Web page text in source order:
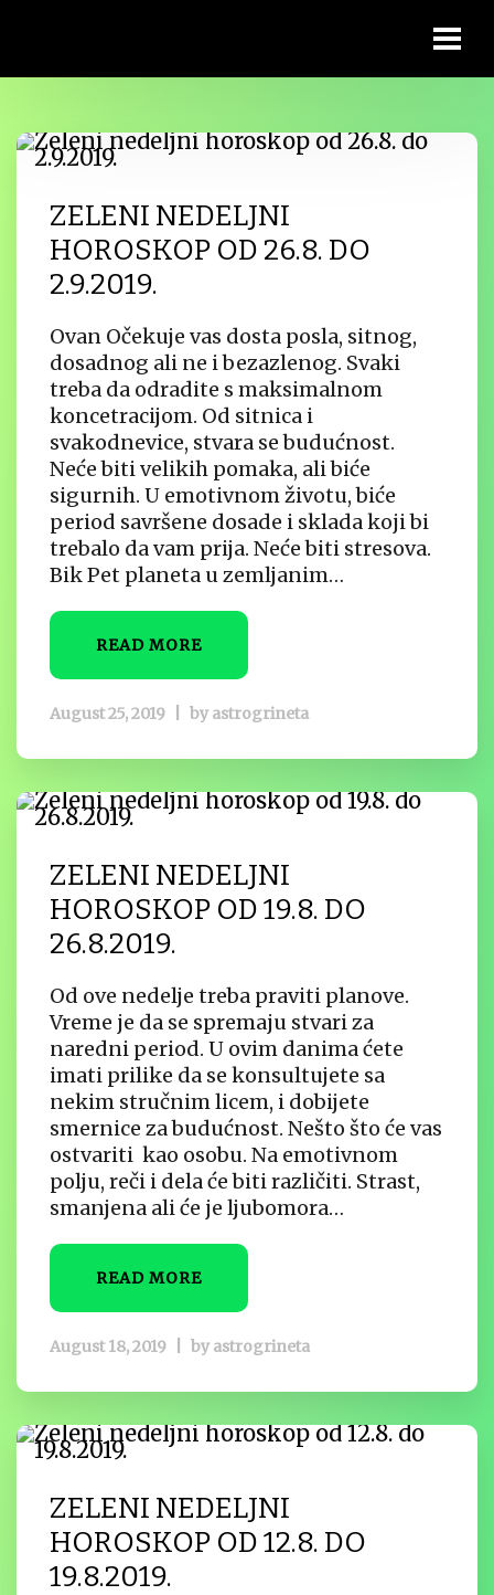
ZELENI NEDELJNI
HOROSKOP OD 26.8. DO
2.9.2019.
Ovan Očekuje vas dosta posla, sitnog,
dosadnog ali ne i bezazlenog. Svaki
treba da odradite s maksimalnom
koncetracijom. Od sitnica i
svakodnevice, stvara se budućnost.
Neće biti velikih pomaka, ali biće
sigurnih. U emotivnom životu, biće
period savršene dosade i sklada koji bi
trebalo da vam prija. Neće biti stresova.
Bik Pet planeta u zemljanim…
READ MORE
August 25, 2019 by astrogrineta
ZELENI NEDELJNI
HOROSKOP OD 19.8. DO
26.8.2019.
Od ove nedelje treba praviti planove.
Vreme je da se spremaju stvari za
naredni period. U ovim danima ćete
imati prilike da se konsultujete sa
nekim stručnim licem, i dobijete
smernice za budućnost. Nešto što će vas
ostvariti kao osobu. Na emotivnom
polju, reči i dela će biti različiti. Strast,
smanjena ali će je ljubomora…
READ MORE
August 18, 2019 by astrogrineta
ZELENI NEDELJNI
HOROSKOP OD 12.8. DO
19.8.2019.